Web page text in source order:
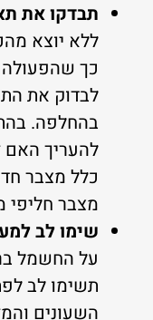
תבדקו את
ללא יוצא
כך
לבדוק את
בהחלפה.
להעריך האם
מצבר חליפי מחזיק
שימו לב
על החשמל
תשימו לב
השעונים